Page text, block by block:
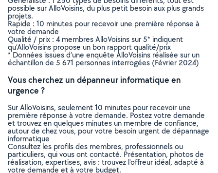
possible sur AlloVoisins, du plus petit besoin aux plus grands
projets.
Rapide : 10 minutes pour recevoir une première réponse à
votre demande
Qualité / prix : 4 membres AlloVoisins sur 5* indiquent
qu’AlloVoisins propose un bon rapport qualité/prix
* Données issues d’une enquête AlloVoisins réalisée sur un
échantillon de 5 671 personnes interrogées (Février 2024)
Vous cherchez un dépanneur informatique en
urgence ?
Sur AlloVoisins, seulement 10 minutes pour recevoir une
première réponse à votre demande. Postez votre demande
et trouvez en quelques minutes un membre de confiance,
autour de chez vous, pour votre besoin urgent de dépannage
informatique
Consultez les profils des membres, professionnels ou
particuliers, qui vous ont contacté. Présentation, photos de
réalisation, expertises, avis : trouvez l'offreur idéal, adapté à
votre demande et à votre budget.